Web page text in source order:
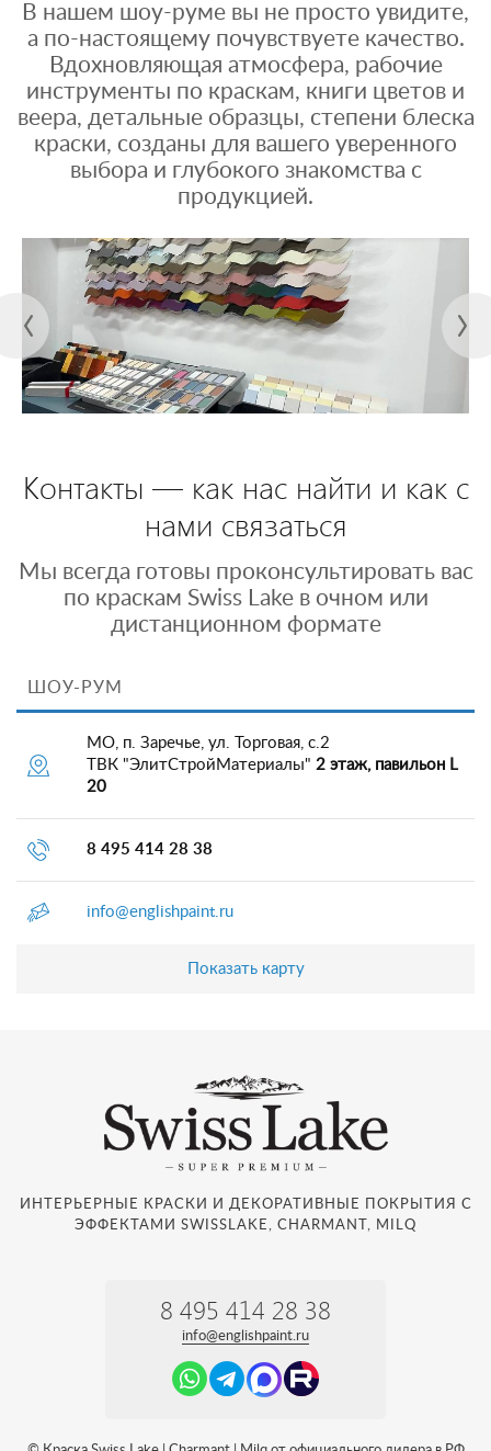
В нашем шоу-руме вы не просто увидите,
а по-настоящему почувствуете качество.
Вдохновляющая атмосфера, рабочие
инструменты по краскам, книги цветов и
веера, детальные образцы, степени блеска
краски, созданы для вашего уверенного
выбора и глубокого знакомства с
продукцией.
Контакты — как нас найти и как с
нами связаться
Мы всегда готовы проконсультировать вас
по краскам Swiss Lake в очном или
дистанционном формате
ШОУ-РУМ
МО, п. Заречье, ул. Торговая, с.2
ТВК "ЭлитСтройМатериалы" 2 этаж, павильон L
20
8 495 414 28 38
info@englishpaint.ru
Показать карту
ИНТЕРЬЕРНЫЕ КРАСКИ И ДЕКОРАТИВНЫЕ ПОКРЫТИЯ С
ЭФФЕКТАМИ SWISSLAKE, CHARMANT, MILQ
8 495 414 28 38
info@englishpaint.ru